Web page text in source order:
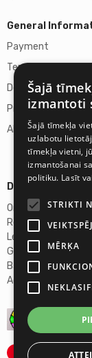
General
Payment
Terms of purchase
Delivery of goods
Privacy policy
About us
Details
Omicron SIA
Reg. No.
Legal Address
Ganibu Dambis 2A,
Banka A/S
Account No.
Šajā
izmantoti
Šajā tīmekļa
uzlabotu
tīmekļa vietni,
izmantošanai
politiku. Lasīt
STRIKTI
MĒRĶA